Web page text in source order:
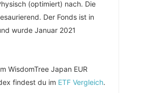
(optimiert) nach. Die
Der Fonds ist in
wurde Januar 2021
WisdomTree Japan EUR
findest du im ETF Vergleich.